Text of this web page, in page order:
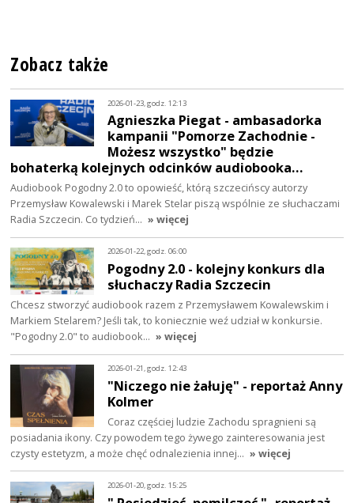
Zobacz także
2026-01-23, godz. 12:13
Agnieszka Piegat - ambasadorka
kampanii "Pomorze Zachodnie -
Możesz wszystko" będzie
bohaterką kolejnych odcinków audiobooka…
Audiobook Pogodny 2.0 to opowieść, którą szczecińscy autorzy
Przemysław Kowalewski i Marek Stelar piszą wspólnie ze słuchaczami
Radia Szczecin. Co tydzień… » więcej
2026-01-22, godz. 06:00
Pogodny 2.0 - kolejny konkurs dla
słuchaczy Radia Szczecin
Chcesz stworzyć audiobook razem z Przemysławem Kowalewskim i
Markiem Stelarem? Jeśli tak, to koniecznie weź udział w konkursie.
"Pogodny 2.0" to audiobook… » więcej
2026-01-21, godz. 12:43
"Niczego nie żałuję" - reportaż Anny
Kolmer
Coraz częściej ludzie Zachodu spragnieni są
posiadania ikony. Czy powodem tego żywego zainteresowania jest
czysty estetyzm, a może chęć odnalezienia innej… » więcej
2026-01-20, godz. 15:25